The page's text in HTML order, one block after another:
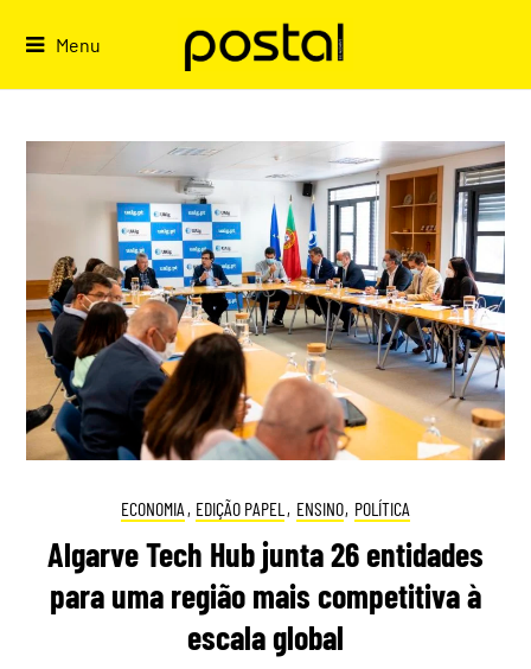
Menu
ECONOMIA , EDIÇÃO PAPEL , ENSINO, POLÍTICA
Algarve Tech Hub junta 26 entidades
para uma região mais competitiva à
escala global